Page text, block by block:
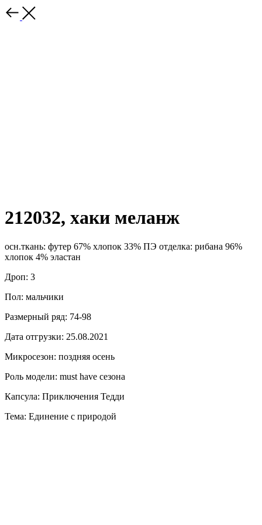
212032, хаки меланж
осн.ткань: футер 67% хлопок 33% ПЭ отделка: рибана 96%
хлопок 4% эластан
Дроп: 3
Пол: мальчики
Размерный ряд: 74-98
Дата отгрузки: 25.08.2021
Микросезон: поздняя осень
Роль модели: must have сезона
Капсула: Приключения Тедди
Тема: Единение с природой